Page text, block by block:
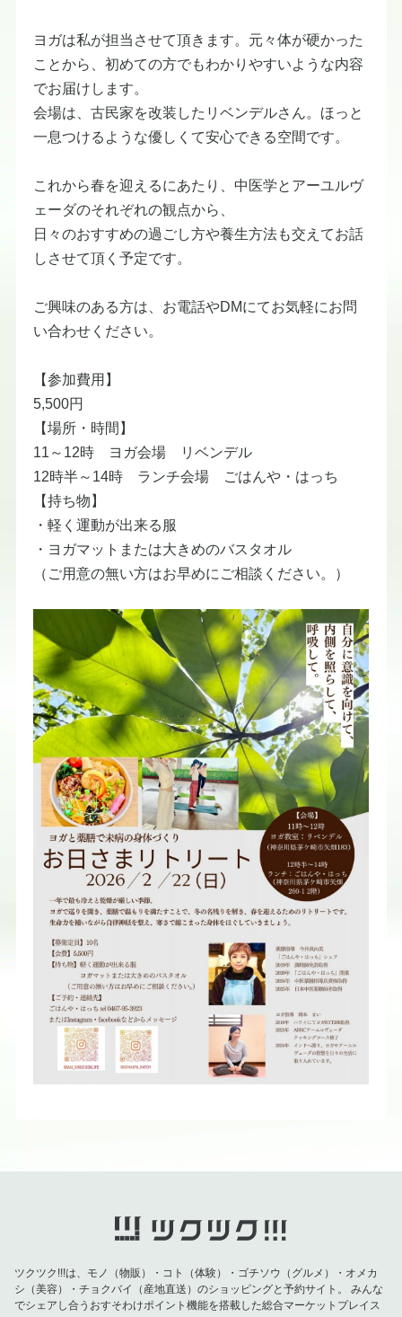
​ヨガは私が担当させて頂きます。​元々体が硬かった
ことから、初めての方でもわかりやすいような内容
でお届けします。
​会場は、古民家を改装したリベンデルさん。ほっと
一息つけるような優しくて安心できる空間です。
​これから春を迎えるにあたり、中医学とアーユルヴ
ェーダのそれぞれの観点から、
​日々のおすすめの過ごし方や養生方法も交えてお話
しさせて頂く予定です。
​ご興味のある方は、お電話やDMにてお気軽にお問
い合わせください。
​【参加費用】
​5,500円
​【場所・時間】
​11～12時 ヨガ会場 リベンデル
​12時半～14時 ランチ会場 ごはんや・はっち
​【持ち物】
​・軽く運動が出来る服
​・ヨガマットまたは大きめのバスタオル
​（ご用意の無い方はお早めにご相談ください。）
ツクツク!!!は、モノ（物販）・コト（体験）・ゴチソウ（グルメ）・オメカ
シ（美容）・チョクバイ（産地直送）のショッピングと予約サイト。
みんな
でシェアし合うおすそわけポイント機能を搭載した総合マーケットプレイス